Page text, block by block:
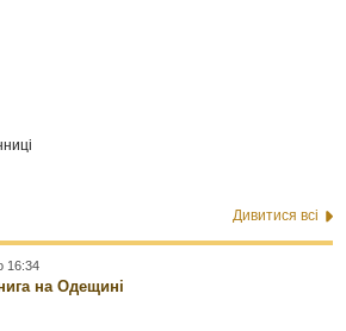
Дивитися всі
16:34
на Одещині